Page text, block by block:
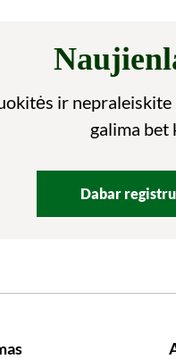
ir
galima bet
Dabar